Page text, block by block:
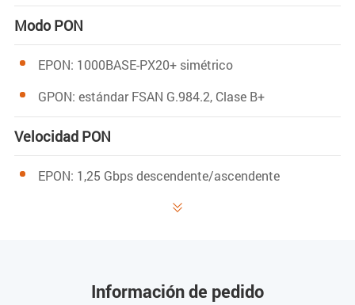
Modo PON
EPON: 1000BASE-PX20+ simétrico
GPON: estándar FSAN G.984.2, Clase B+
Velocidad PON
EPON: 1,25 Gbps descendente/ascendente
GPON: 2,488 Gbps/1,244 Gbps

Información de pedido